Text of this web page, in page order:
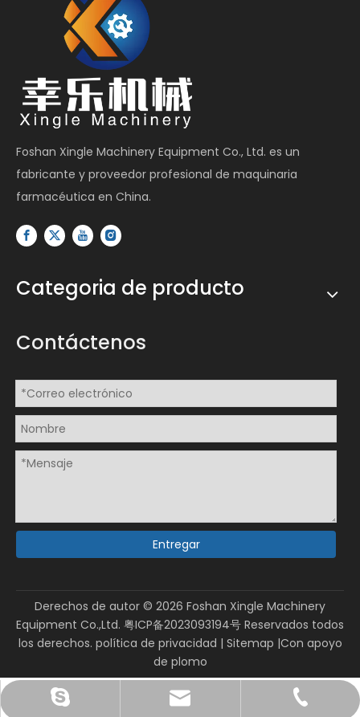
Foshan Xingle Machinery Equipment Co., Ltd. es un
fabricante y proveedor profesional de maquinaria
farmacéutica en China.
paquete
sales@xinglepm.com
+86-15919644519
Categoria de producto
Contáctenos
Entregar
Derechos de autor © 2026 Foshan Xingle Machinery
Equipment Co.,Ltd. 粤ICP备2023093194号 Reservados todos
los derechos. política de privacidad | Sitemap |Con apoyo
de plomo